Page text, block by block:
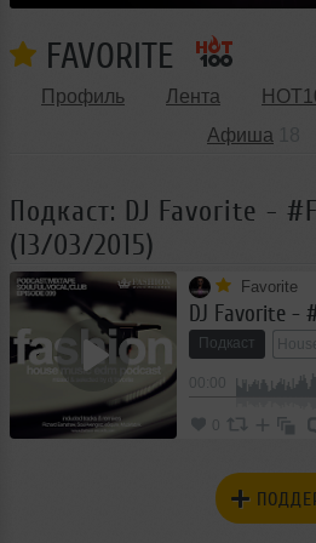
FAVORITE
Профиль Лента
Афиша
Подкаст: DJ Favorite -
(13/03/2015)
Favorite
DJ Favorite -
Подкаст